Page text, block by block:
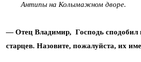
Антипы на Колымажном дворе.
— Отец Владимир, Господь сподобил
старцев. Назовите, пожалуйста, их